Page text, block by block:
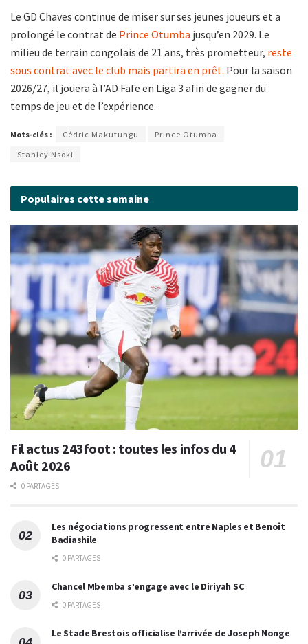
Le GD Chaves continue de miser sur ses jeunes joueurs et a
prolongé le contrat de Prince Otumba jusqu’en 2029. Le
milieu de terrain congolais de 21 ans, très prometteur, reste
sous contrat avec le club mais partira en prêt. Pour la saison
2026/27, il jouera à l’AD Fafe en Liga 3 afin de gagner du
temps de jeu et de l’expérience.
Mots-clés : Cédric Makutungu
Prince Otumba
Stanley Nsoki
Populaires cette semaine
Fil actus 243foot : toutes les infos du 4
Août 2026
0 PARTAGES
Les négociations progressent entre Naples et Benoît
Badiashile
0 PARTAGES
Chancel Mbemba s’engage avec le Diriyah SC
0 PARTAGES
Le Stade Brestois officialise l’arrivée de Joseph Nonge